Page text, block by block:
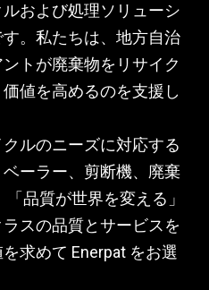
および処理ソリューシ
。私たちは、地方自治
トが廃棄物をリサイク
値を高めるのを支援し
ルのニーズに対応する
ーラー、剪断機、廃棄
品質が世界を変える」
スの品質とサービスを
求めて Enerpat をお選